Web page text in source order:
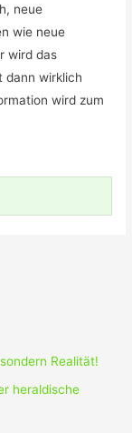
neue
wie neue
wird das
dann wirklich
wird zum
Realität!
heraldische